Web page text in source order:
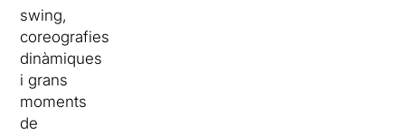
swing,
coreografies
dinàmiques
i grans
moments
de